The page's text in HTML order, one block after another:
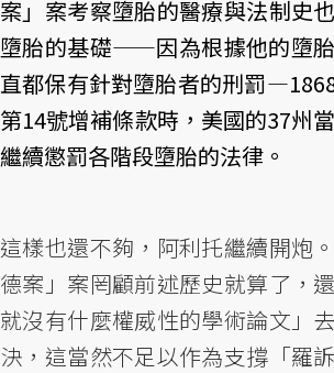
案」案考察墮胎的醫療與法制史
墮胎的基礎——因為根據他的墮
直都保有針對墮胎者的刑罰
第14號增補條款時，美國的37州
繼續懲罰各階段墮胎的法律。
這樣也還不夠，阿利托繼續開炮
德案」案罔顧前述歷史就算了，
就沒有什麼權威性的學術論文」
決，這當然不足以作為支撐「羅